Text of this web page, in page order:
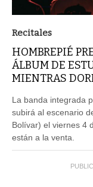
Recitales
HOMBREPIÉ
ÁLBUM DE
MIENTRAS
La banda integrada
subirá al escenario
Bolívar) el viernes 4
están a la venta.